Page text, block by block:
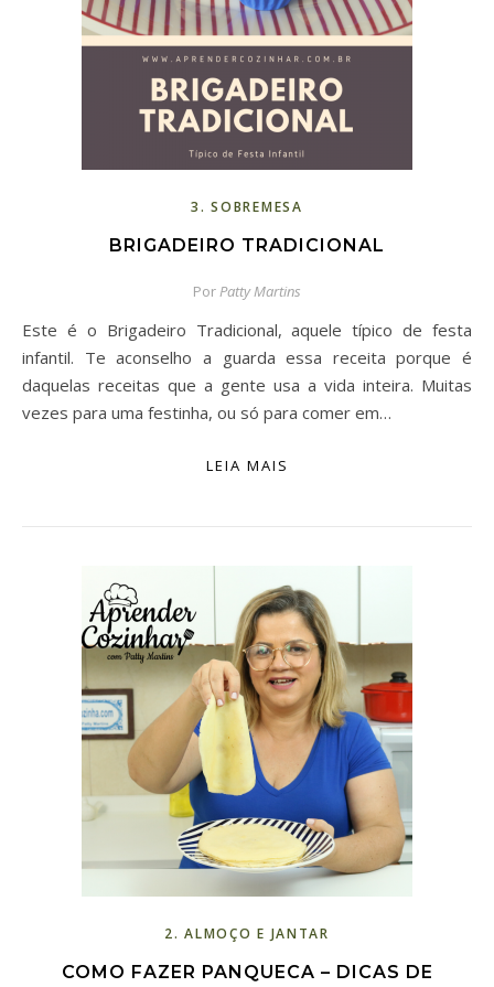
3. SOBREMESA
BRIGADEIRO TRADICIONAL
PorPatty Martins
Este é o Brigadeiro Tradicional, aquele típico de festa
infantil. Te aconselho a guarda essa receita porque é
daquelas receitas que a gente usa a vida inteira. Muitas
vezes para uma festinha, ou só para comer em…
LEIA MAIS
2. ALMOÇO E JANTAR
COMO FAZER PANQUECA – DICAS DE